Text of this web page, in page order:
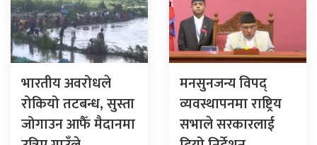
भारतीय अवरोधले
रोकियो तटबन्ध, सुस्ता
जोगाउन आफैँ मैदानमा
मनसुनजन्य विपद्
व्यवस्थापनमा राष्ट्रिय
सभाले सरकारलाई